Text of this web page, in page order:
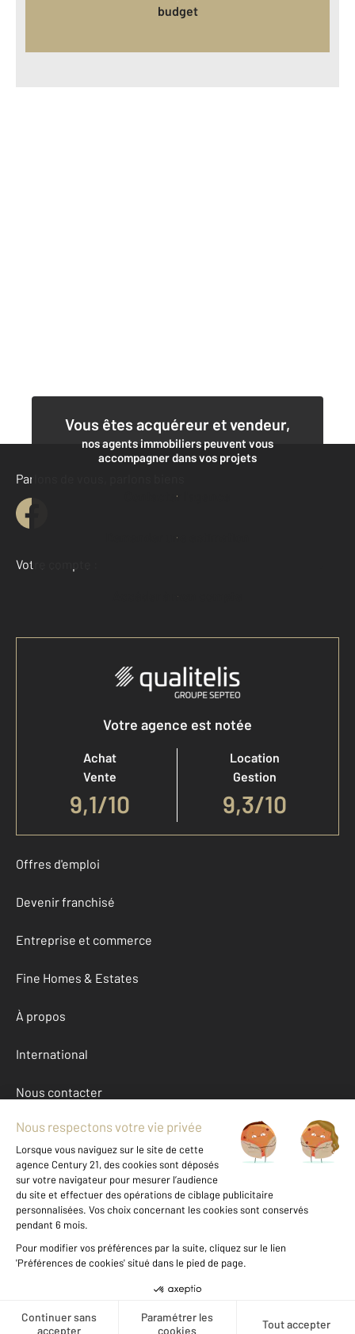
Téléphoner
budget
Vous êtes acquéreur et vendeur,
nos agents immobiliers peuvent vous
accompagner dans vos projets
Contacter l'agence
Demander une estimation
Parlons de vous, parlons biens
Votre compte :
Accéder à mon compte
Votre agence est notée
Achat
Vente
9,1/10
Location
Gestion
9,3/10
Offres d'emploi
Devenir franchisé
Entreprise et commerce
Fine Homes & Estates
À propos
International
Nous contacter
Mentions légales & CGU et Barèmes d'honoraires
Données personnelles
Gestionnaire des cookies